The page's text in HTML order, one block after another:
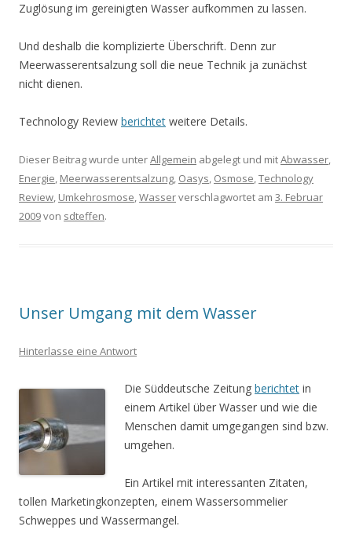
Zuglösung im gereinigten Wasser aufkommen zu lassen.
Und deshalb die komplizierte Überschrift. Denn zur
Meerwasserentsalzung soll die neue Technik ja zunächst
nicht dienen.
Technology Review berichtet weitere Details.
Dieser Beitrag wurde unterAllgemein abgelegt und mitAbwasser,
Energie, Meerwasserentsalzung, Oasys, Osmose,Technology
Review, Umkehrosmose,Wasserverschlagwortet am 3. Februar
2009von sdteffen.
Unser Umgang mit dem Wasser
Hinterlasse eine Antwort
Die Süddeutsche Zeitung berichtet in
einem Artikel über Wasser und wie die
Menschen damit umgegangen sind bzw.
umgehen.
Ein Artikel mit interessanten Zitaten,
tollen Marketingkonzepten, einem Wassersommelier
Schweppes und Wassermangel.